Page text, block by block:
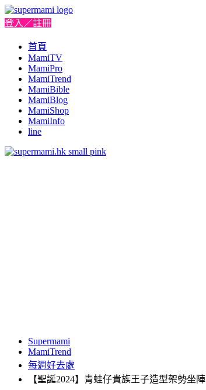
登入／註冊
首頁
MamiTV
MamiPro
MamiTrend
MamiBible
MamiBlog
MamiShop
MamiInfo
line
Supermami
MamiTrend
每週好去處
【聖誕2024】青蛙仔貴族王子造型架勢坐陣